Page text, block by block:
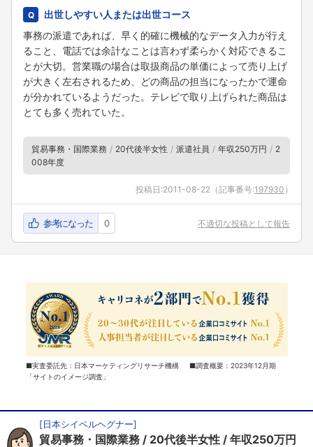
出世しやすい人または出世コース
事務の派遣であれば、早く的確に機械的なデータ入力が行え
ること、電話では余計なことは言わず柔らかく対応できるこ
とが大切。営業職の場合は取扱商品の単価によって売り上げ
が大きく左右されるため、どの商品の担当になったかで運命
が分かれているようだった。テレビで取り上げられた商品は
とても多く売れていた。
貿易事務・国際業務 20代後半女性 派遣社員 年収250万円
2
008年度
投稿日:2011-08-22 （記事番号:197930 ）
参考になった 0 不適切な投稿として報告
■実査委託先：日本マーケティングリサーチ機構 ■調査概要：2023年12月期
「サイトのイメージ調査」
[日本シイベルヘグナー]
貿易事務・国際業務 20代後半女性
年収250万円